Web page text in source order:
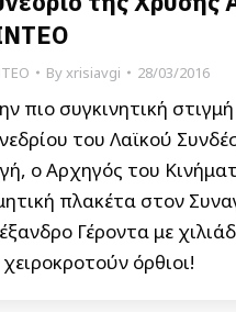
Byxrisiavgi 28/03/2016
πιο συγκινητική
του Λαϊκού
ο Αρχηγός του
πλακέτα στον
Γέροντα με
όρθιοι!